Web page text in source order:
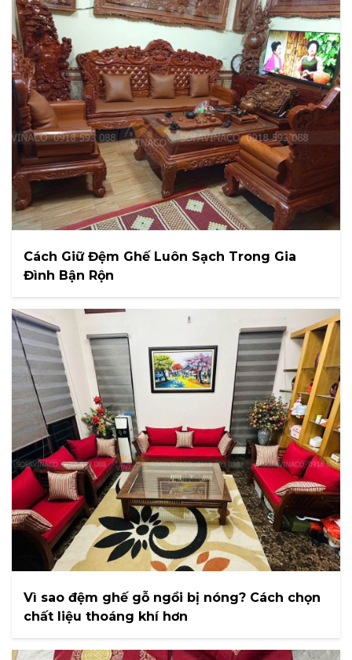
Cách Giữ Đệm Ghế Luôn Sạch Trong Gia
Đình Bận Rộn
Vì sao đệm ghế gỗ ngồi bị nóng? Cách chọn
chất liệu thoáng khí hơn